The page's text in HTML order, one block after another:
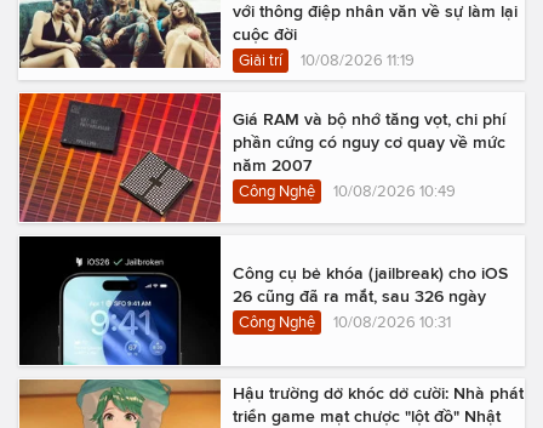
với thông điệp nhân văn về sự làm lại
cuộc đời
Giải trí 10/08/2026 11:19
Giá RAM và bộ nhớ tăng vọt, chi phí
phần cứng có nguy cơ quay về mức
năm 2007
Công Nghệ 10/08/2026 10:49
Công cụ bẻ khóa (jailbreak) cho iOS
26 cũng đã ra mắt, sau 326 ngày
Công Nghệ 10/08/2026 10:31
Hậu trường dở khóc dở cười: Nhà phát
triển game mạt chược "lột đồ" Nhật